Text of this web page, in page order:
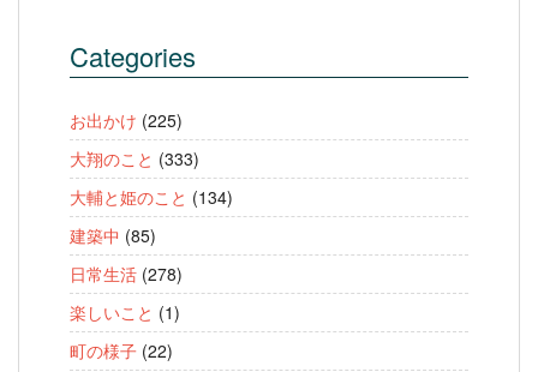
Categories
お出かけ (225)
大翔のこと (333)
大輔と姫のこと (134)
建築中 (85)
日常生活 (278)
楽しいこと (1)
町の様子 (22)